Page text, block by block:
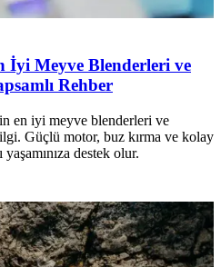
İyi Meyve Blenderleri ve
Rehber
en iyi meyve blenderleri ve
Güçlü motor, buz kırma ve kolay
destek olur.